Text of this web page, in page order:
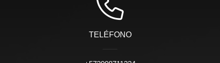
TELÉFONO